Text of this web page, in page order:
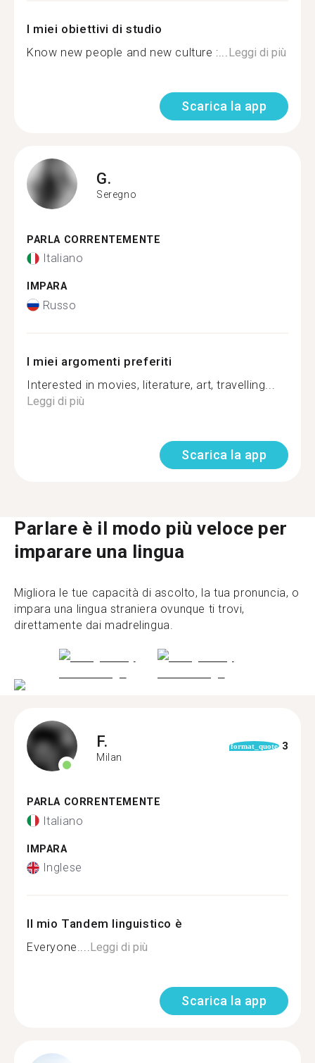
I miei obiettivi di studio
Know new people and new culture :... Leggi di più
Scarica la app
G.
Seregno
PARLA CORRENTEMENTE
Italiano
IMPARA
Russo
I miei argomenti preferiti
Interested in movies, literature, art, travelling...
Leggi di più
Scarica la app
Parlare è il modo più veloce per
imparare una lingua
Migliora le tue capacità di ascolto, la tua pronuncia, o
impara una lingua straniera ovunque ti trovi,
direttamente dai madrelingua.
F.
Milan
format_quote 3
PARLA CORRENTEMENTE
Italiano
IMPARA
Inglese
Il mio Tandem linguistico è
Everyone....Leggi di più
Scarica la app